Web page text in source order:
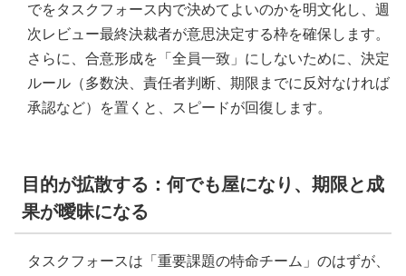
でをタスクフォース内で決めてよいのかを明文化し、週
次レビュー最終決裁者が意思決定する枠を確保します。
さらに、合意形成を「全員一致」にしないために、決定
ルール（多数決、責任者判断、期限までに反対なければ
承認など）を置くと、スピードが回復します。
目的が拡散する：何でも屋になり、期限と成
果が曖昧になる
タスクフォースは「重要課題の特命チーム」のはずが、